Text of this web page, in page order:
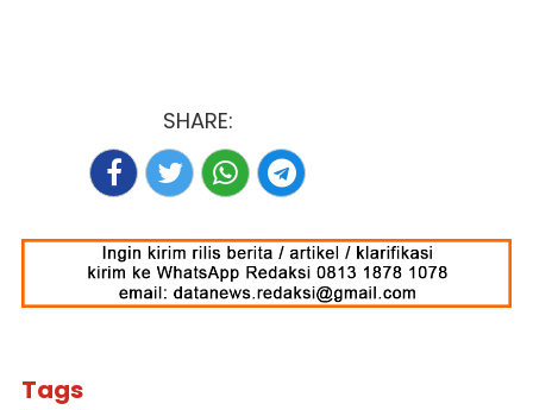
SHARE:
Tags